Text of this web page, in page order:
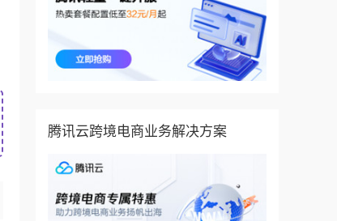
腾讯云跨境电商业务解决方案